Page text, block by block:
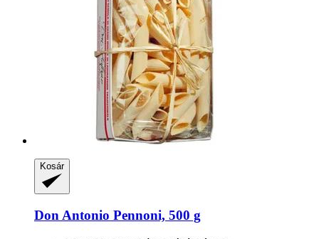
Kosár
Don Antonio Pennoni, 500 g